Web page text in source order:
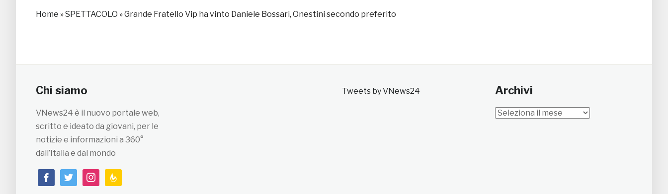
Home »SPETTACOLO »Grande Fratello Vip ha vinto Daniele Bossari, Onestini secondo preferito
Chi siamo
VNews24 è il nuovo portale web,
scritto e ideato da giovani, per le
notizie e informazioni a 360°
dall’Italia e dal mondo
facebooktwitterinstagramfeedburner
Tweets by VNews24 Archivi
Archivi